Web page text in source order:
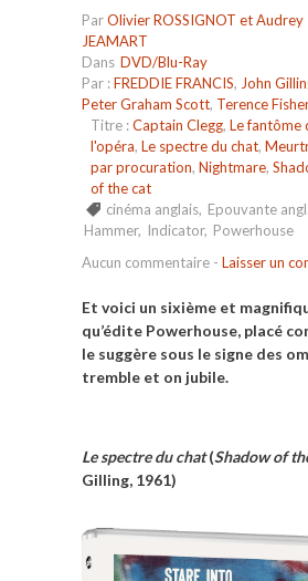
ParOlivier ROSSIGNOT et Audrey
JEAMART
Dans DVD/Blu-Ray
Par :FREDDIE FRANCIS, John
Peter Graham Scott, Terence
Titre :Captain Clegg, Le fantôme
l'opéra, Le spectre du chat,
par procuration, Nightmare,
of the cat
cinéma anglais, Epouvante
Hammer, Indicator, Powerhouse
Aucun commentaire - Laisser un
Et voici un sixième et
qu’édite Powerhouse, placé
le suggère sous le signe des
tremble et on jubile.
Le spectre du chat(Shadow of
Gilling, 1961)